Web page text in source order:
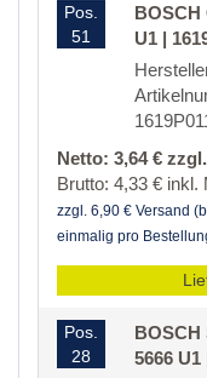
Pos.
51
U1 |
Netto: 3,64 €
Brutto: 4,33 € inkl.
zzgl. 6,90 € Versand
einmalig pro
Pos.
28
5666 U1